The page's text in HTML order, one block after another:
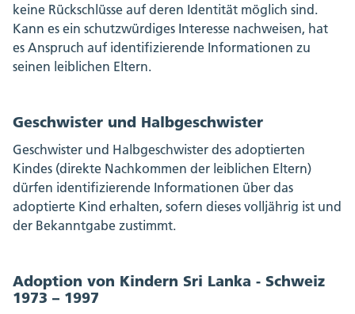
keine Rückschlüsse auf deren Identität möglich sind.
Kann es ein schutzwürdiges Interesse nachweisen, hat
es Anspruch auf identifizierende Informationen zu
seinen leiblichen Eltern.
Geschwister und Halbgeschwister
Geschwister und Halbgeschwister des adoptierten
Kindes (direkte Nachkommen der leiblichen Eltern)
dürfen identifizierende Informationen über das
adoptierte Kind erhalten, sofern dieses volljährig ist und
der Bekanntgabe zustimmt.
Adoption von Kindern Sri Lanka - Schweiz
1973 – 1997